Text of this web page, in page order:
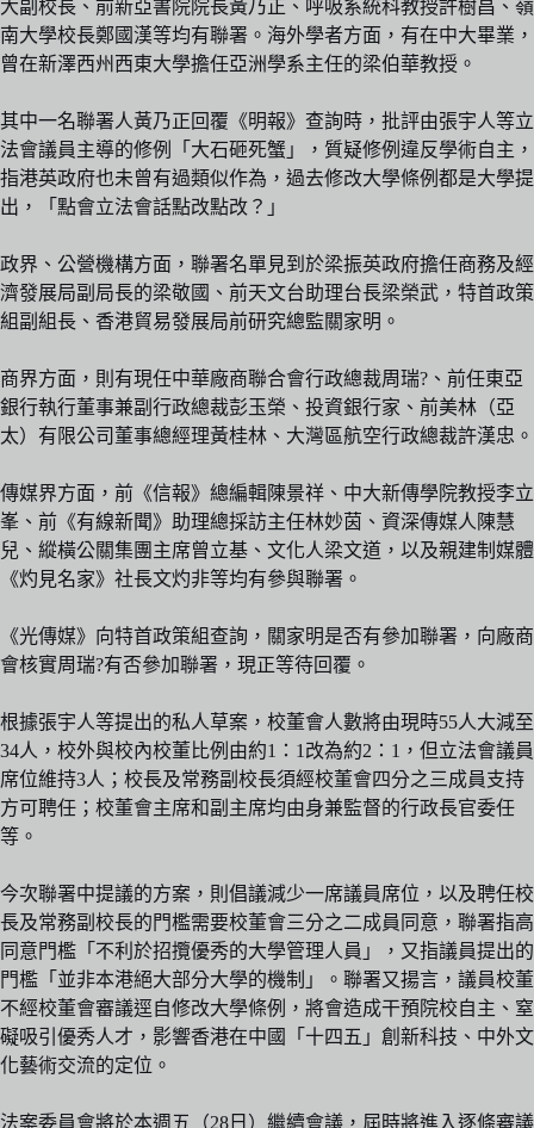
大副校長、前新亞書院院長黃乃正、呼吸系統科教授許樹昌、嶺
南大學校長鄭國漢等均有聯署。海外學者方面，有在中大畢業，
曾在新澤西州西東大學擔任亞洲學系主任的梁伯華教授。
其中一名聯署人黃乃正回覆《明報》查詢時，批評由張宇人等立
法會議員主導的修例「大石砸死蟹」，質疑修例違反學術自主，
指港英政府也未曾有過類似作為，過去修改大學條例都是大學提
出，「點會立法會話點改點改？」
政界、公營機構方面，聯署名單見到於梁振英政府擔任商務及經
濟發展局副局長的梁敬國、前天文台助理台長梁榮武，特首政策
組副組長、香港貿易發展局前研究總監關家明。
商界方面，則有現任中華廠商聯合會行政總裁周瑞?、前任東亞
銀行執行董事兼副行政總裁彭玉榮、投資銀行家、前美林（亞
太）有限公司董事總經理黃桂林、大灣區航空行政總裁許漢忠。
傳媒界方面，前《信報》總編輯陳景祥、中大新傳學院教授李立
峯、前《有線新聞》助理總採訪主任林妙茵、資深傳媒人陳慧
兒、縱橫公關集團主席曾立基、文化人梁文道，以及親建制媒體
《灼見名家》社長文灼非等均有參與聯署。
《光傳媒》向特首政策組查詢，關家明是否有參加聯署，向廠商
會核實周瑞?有否參加聯署，現正等待回覆。
根據張宇人等提出的私人草案，校董會人數將由現時55人大減至
34人，校外與校內校董比例由約1：1改為約2：1，但立法會議員
席位維持3人；校長及常務副校長須經校董會四分之三成員支持
方可聘任；校董會主席和副主席均由身兼監督的行政長官委任
等。
今次聯署中提議的方案，則倡議減少一席議員席位，以及聘任校
長及常務副校長的門檻需要校董會三分之二成員同意，聯署指高
同意門檻「不利於招攬優秀的大學管理人員」，又指議員提出的
門檻「並非本港絕大部分大學的機制」。聯署又揚言，議員校董
不經校董會審議逕自修改大學條例，將會造成干預院校自主、窒
礙吸引優秀人才，影響香港在中國「十四五」創新科技、中外文
化藝術交流的定位。
法案委員會將於本週五（28日）繼續會議，屆時將進入逐條審議